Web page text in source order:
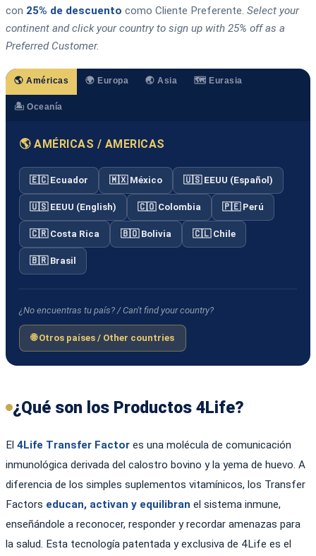
con 25% de descuento como Cliente Preferente. Select your
continent and click your country to sign up with 25% off as a
Preferred Customer.
🌎 Américas 🌍 Europa 🌏 Asia 🗺️ Eurasia
🏝️ Oceanía
🌎 AMÉRICAS / AMERICAS
🇪🇨 Ecuador 🇲🇽 México 🇺🇸 EEUU (Español)
🇺🇸 EEUU (English) 🇨🇴 Colombia 🇵🇪 Perú
🇨🇷 Costa Rica 🇧🇴 Bolivia 🇨🇱 Chile
🇧🇷 Brasil
¿No encuentras tu país? / Can't find your country?
🌐 Otros países / Other countries
¿Qué son los Productos 4Life?
El 4Life Transfer Factor es una molécula de comunicación
inmunológica derivada del calostro bovino y la yema de huevo. A
diferencia de los simples suplementos vitamínicos, los Transfer
Factors educan, activan y equilibran el sistema inmune,
enseñándole a reconocer, responder y recordar amenazas para
la salud. Esta tecnología patentada y exclusiva de 4Life es el